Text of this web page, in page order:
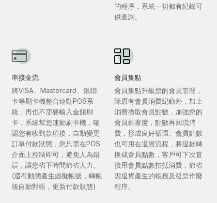
的程序，系統一切都有紀錄可
供查詢。
串接金流
將VISA、Mastercard、銀聯
卡等刷卡機整合連動POS系
統，再也不需要輸入金額刷
卡，系統幫您連動刷卡機，確
認您有收到款項後，自動變更
訂單付款狀態，您只需在POS
介面上控制即可，避免人為錯
誤，讓您省下時間節省人力。
(還有動態產生虛擬帳號，轉帳
後自動對帳，更新付款狀態)
會員集點
會員集點升級您的會員管理，
除原有會員消費紀錄外，加上
消費換取會員點數，加強您的
會員黏著度，點數再回流消
費，形成良好循環。會員點數
也可用在退貨流程，將退款轉
換成會員點數，客戶可下次直
接用會員點數扣抵消費，節省
因退貨產生的帳務及發票作廢
程序。